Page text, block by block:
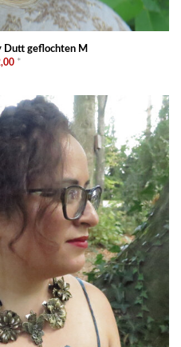
Dutt geflochten M
*